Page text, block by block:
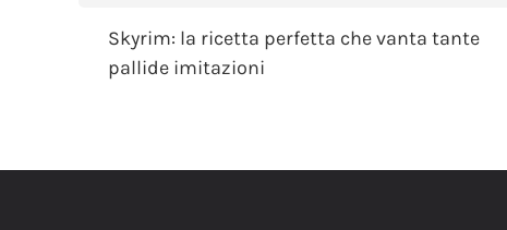
Skyrim: la ricetta perfetta che vanta tante
pallide imitazioni